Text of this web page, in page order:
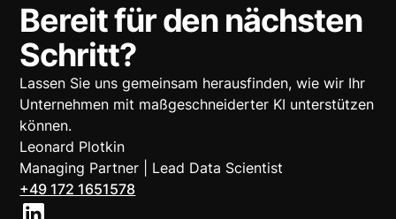
Bereit für den nächsten
Schritt?
Lassen Sie uns gemeinsam herausfinden, wie wir Ihr
Unternehmen mit maßgeschneiderter KI unterstützen
können.
Leonard Plotkin
Managing Partner | Lead Data Scientist
+49 172 1651578